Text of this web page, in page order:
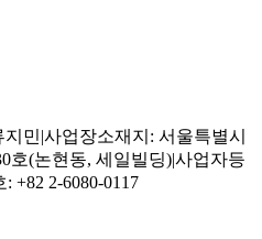
지민|사업장소재지: 서울특별시
호(논현동, 세일빌딩)|사업자등
+82 2-6080-0117